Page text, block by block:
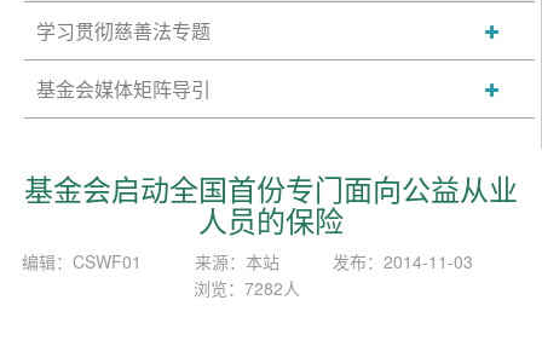
学习贯彻慈善法专题
基金会媒体矩阵导引
基金会启动全国首份专门面向公益从业
人员的保险
编辑：CSWF01 来源：本站
发布：2014-11-03
浏览：7282人